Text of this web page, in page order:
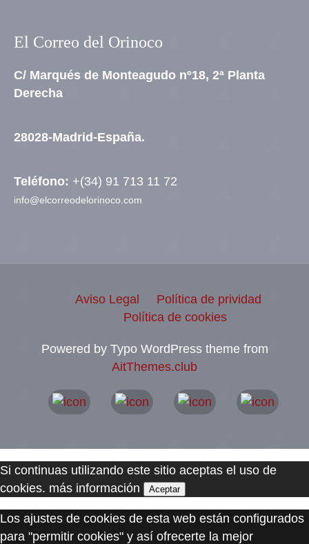
El Correo del Orinoco
C/ Marqués de Monteagudo nº18, 2ª Planta
Derecha
28028-Madrid-España.
Teléfono: +(34) 91 713 11 72
info@elcorreodelorinoco.com
Aviso Legal
Política de prividad
Política de cookies
Powered by Typo WordPress theme from
AitThemes.club
Si continuas utilizando este sitio aceptas el uso de
cookies. más información Aceptar
Los ajustes de cookies de esta web están configurados
para "permitir cookies" y así ofrecerte la mejor